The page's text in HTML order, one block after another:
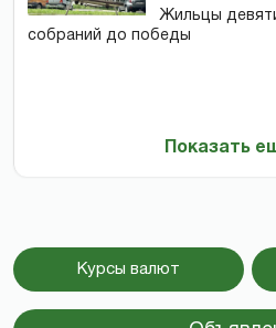
Жильцы
собраний до победы
Показать
Курсы валют